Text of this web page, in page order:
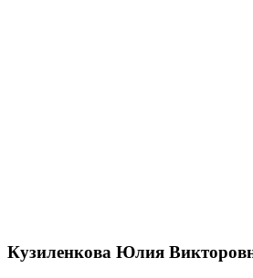
Кузиленкова Юлия